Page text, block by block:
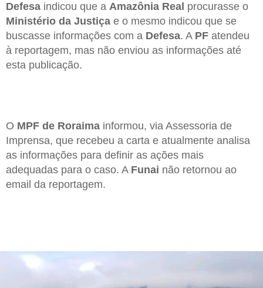
Defesa indicou que a Amazônia Real procurasse o
Ministério da Justiça e o mesmo indicou que se
buscasse informações com a Defesa. A PF atendeu
à reportagem, mas não enviou as informações até
esta publicação.
O MPF de Roraima informou, via Assessoria de
Imprensa, que recebeu a carta e atualmente analisa
as informações para definir as ações mais
adequadas para o caso. A Funai não retornou ao
email da reportagem.